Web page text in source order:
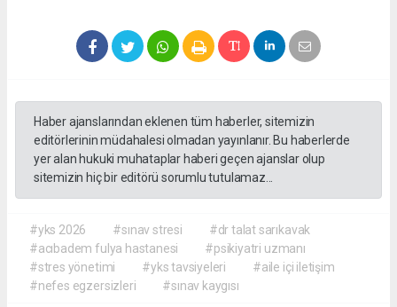
Haber ajanslarından eklenen tüm haberler, sitemizin
editörlerinin müdahalesi olmadan yayınlanır. Bu haberlerde
yer alan hukuki muhataplar haberi geçen ajanslar olup
sitemizin hiç bir editörü sorumlu tutulamaz...
#yks 2026 #sınav stresi
#dr talat sarıkavak
#acıbadem fulya hastanesi
#psikiyatri uzmanı
#stres yönetimi
#yks tavsiyeleri
#aile içi iletişim
#nefes egzersizleri
#sınav kaygısı